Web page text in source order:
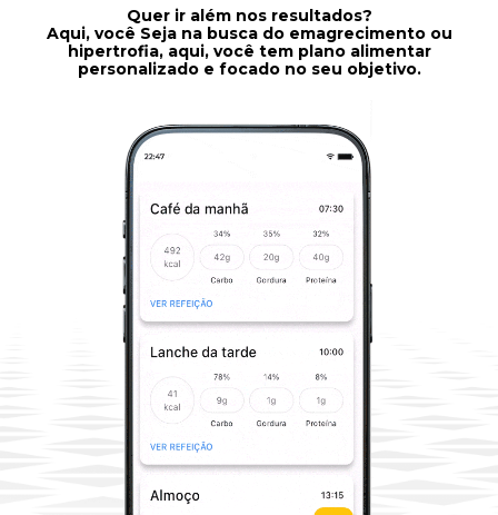
Quer ir além nos resultados?
Aqui, você Seja na busca do emagrecimento ou
hipertrofia, aqui, você tem plano alimentar
personalizado e focado no seu objetivo.